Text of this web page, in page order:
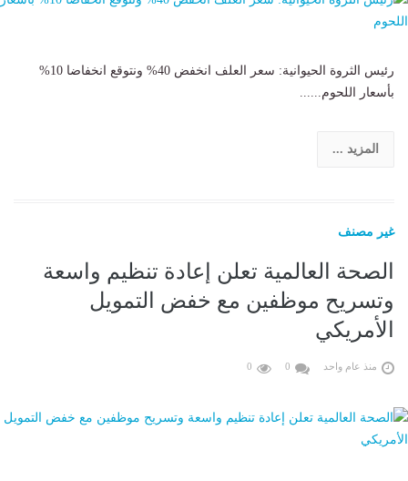
رئيس الثروة الحيوانية: سعر العلف انخفض 40% ونتوقع انخفاضا 10%
بأسعار اللحوم......
المزيد ...
غير مصنف
الصحة العالمية تعلن إعادة تنظيم واسعة
وتسريح موظفين مع خفض التمويل
الأمريكي
منذ عام واحد 0
0